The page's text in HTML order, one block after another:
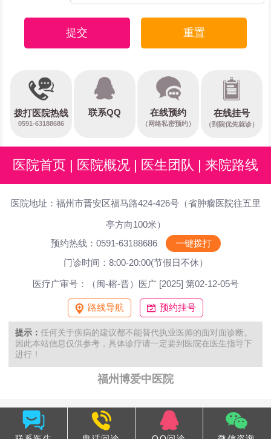
提交 重置
拨打医院热线
0591-63188686
联系QQ 在线预约
（网络私密预约）
在线挂号
（到院优先就诊）
医院首页 医院概况 医生团队 来院路线
医院地址：福州市晋安区福马路424-426号（省肿瘤医院往五里
亭方向100米）
预约热线：0591-63188686
一键拨打
门诊时间：8:00-20:00(节假日不休）
医疗广审号：（闽-榕-晋）医广 [2025] 第02-12-05号
路线导航 预约挂号
提示： 任何关于疾病的建议都不能替代执业医师的面对面诊断。
因此本站信息仅供参考，具体诊疗请一定要到医院在医生指导下
进行！
福州博爱中医院